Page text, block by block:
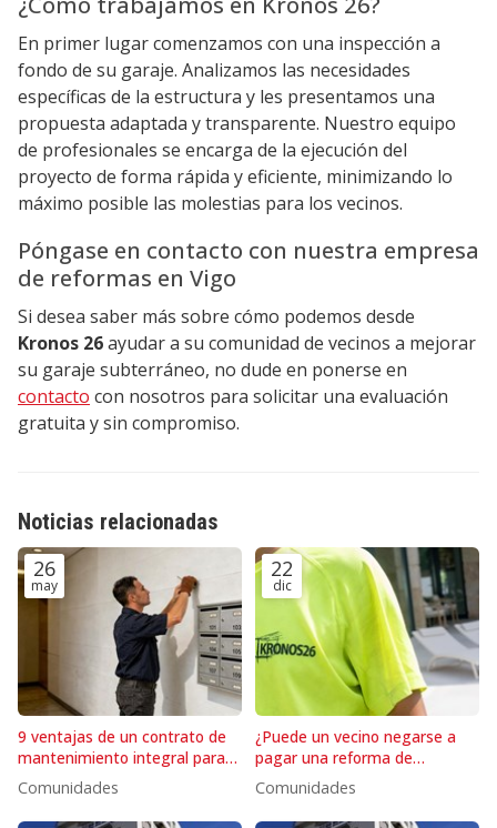
En primer lugar comenzamos con una inspección a
fondo de su garaje. Analizamos las necesidades
específicas de la estructura y les presentamos una
propuesta adaptada y transparente. Nuestro equipo
de profesionales se encarga de la ejecución del
proyecto de forma rápida y eficiente, minimizando lo
máximo posible las molestias para los vecinos.
Póngase en contacto con nuestra empresa
de reformas en Vigo
Si desea saber más sobre cómo podemos desde
Kronos 26ayudar a su comunidad de vecinos a mejorar
su garaje subterráneo, no dude en ponerse en
contacto con nosotros para solicitar una evaluación
gratuita y sin compromiso.
Noticias relacionadas
26
may
9 ventajas de un contrato de
mantenimiento integral para
edificios
Comunidades
22
dic
¿Puede un vecino negarse a
pagar una reforma de
accesibilidad del edificio?
Comunidades